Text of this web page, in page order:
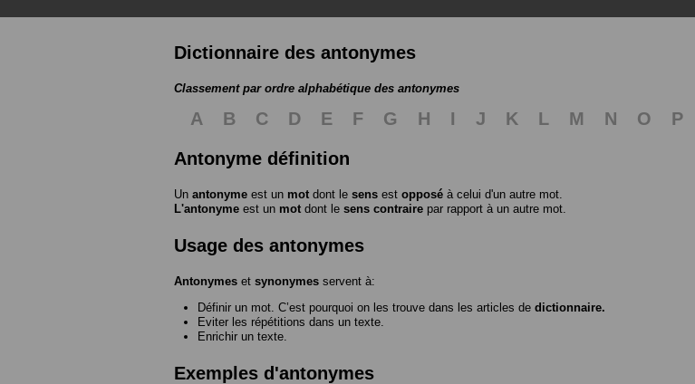
Dictionnaire des antonymes
Classement par ordre alphabétique des antonymes
A B C D E F G H I J K L M N O P
Antonyme définition
Un antonyme est un mot dont le sens est opposé à celui d'un autre mot.
L'antonyme est un mot dont le sens contraire par rapport à un autre mot.
Usage des antonymes
Antonymes et synonymes servent à:
Définir un mot. C’est pourquoi on les trouve dans les articles de dictionnaire.
Eviter les répétitions dans un texte.
Enrichir un texte.
Exemples d'antonymes